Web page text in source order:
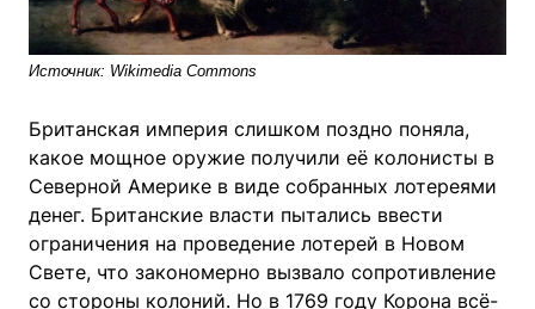
Источник: Wikimedia Commons
Британская империя слишком поздно поняла,
какое мощное оружие получили её колонисты в
Северной Америке в виде собранных лотереями
денег. Британские власти пытались ввести
ограничения на проведение лотерей в Новом
Свете, что закономерно вызвало сопротивление
со стороны колоний. Но в 1769 году Корона всё-